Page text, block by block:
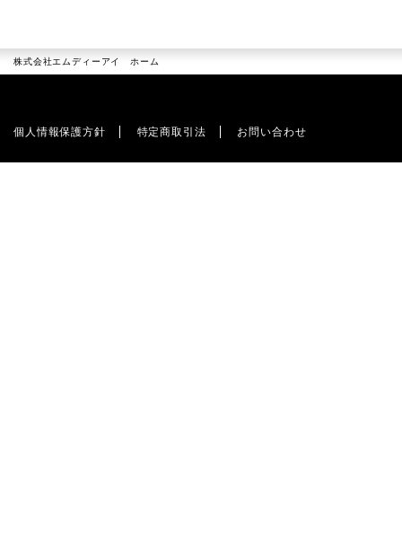
株式会社エムディーアイ ホーム
個人情報保護方針 特定商取引法 お問い合わせ